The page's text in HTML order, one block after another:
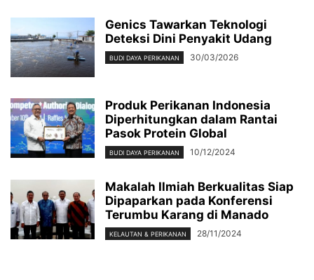
Genics Tawarkan Teknologi
Deteksi Dini Penyakit Udang
BUDI DAYA PERIKANAN 30/03/2026
Produk Perikanan Indonesia
Diperhitungkan dalam Rantai
Pasok Protein Global
BUDI DAYA PERIKANAN 10/12/2024
Makalah Ilmiah Berkualitas Siap
Dipaparkan pada Konferensi
Terumbu Karang di Manado
KELAUTAN & PERIKANAN 28/11/2024